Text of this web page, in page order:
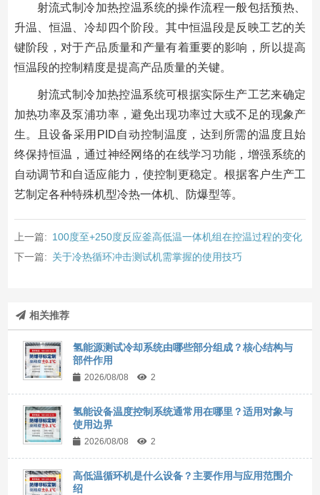
射流式制冷加热控温系统的操作流程一般包括预热、
升温、恒温、冷却四个阶段。其中恒温段是反映工艺的关
键阶段，对于产品质量和产量有着重要的影响，所以提高
恒温段的控制精度是提高产品质量的关键。
射流式制冷加热控温系统可根据实际生产工艺来确定
加热功率及泵浦功率，避免出现功率过大或不足的现象产
生。且设备采用PID自动控制温度，达到所需的温度且始
终保持恒温，通过神经网络的在线学习功能，增强系统的
自动调节和自适应能力，使控制更稳定。根据客户生产工
艺制定各种特殊机型冷热一体机、防爆型等。
上一篇: 100度至+250度反应釜高低温一体机组在控温过程的变化
下一篇: 关于冷热循环冲击测试机需掌握的使用技巧
相关推荐
氢能源测试冷却系统由哪些部分组成？核心结构与
部件作用
2026/08/08 2
氢能设备温度控制系统通常用在哪里？适用对象与
使用边界
2026/08/08 2
高低温循环机是什么设备？主要作用与应用范围介
绍